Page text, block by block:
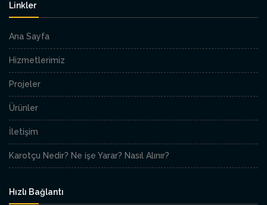
Linkler
Ana Sayfa
Hizmetlerimiz
Projeler
Ürünler
İletişim
Karotçu Nedir? Ne işe Yarar? Nasıl Alınır?
Hızlı Bağlantı